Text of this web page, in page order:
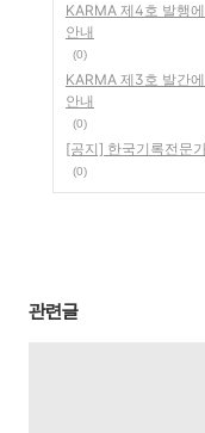
KARMA 제4호 발행
안내
(0)
KARMA 제3호 발간
안내
(0)
[공지] 한국기록전문
(0)
관련글